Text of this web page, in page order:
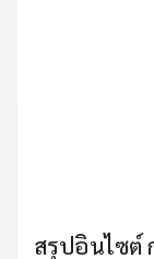
สรุปอินไซต์